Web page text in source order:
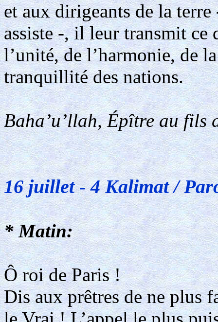
et aux dirigeants de la
assiste -, il leur transmit ce
l’unité, de l’harmonie, de
tranquillité des nations.
Baha’u’llah, Épître au fils
16 juillet - 4 Kalimat /
* Matin:
Ô roi de Paris !
Dis aux prêtres de ne plus